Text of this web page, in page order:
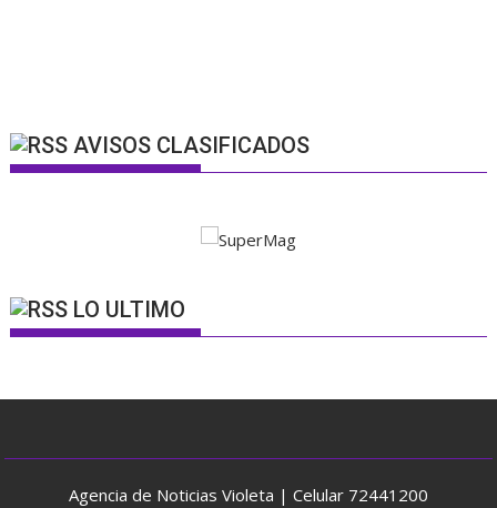
AVISOS CLASIFICADOS
LO ULTIMO
Agencia de Noticias Violeta | Celular 72441200